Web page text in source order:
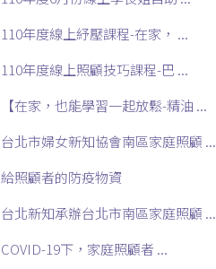
110年度線上紓壓課程-在家， ...
110年度線上照顧技巧課程-巴 ...
【在家，也能學習一起放鬆-精油 ...
台北市婦女新知協會南區家庭照顧 ...
給照顧者的防疫物資
台北新知承辦台北市南區家庭照顧 ...
COVID-19下，家庭照顧者 ...